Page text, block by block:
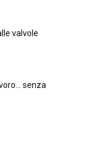
valvole
senza